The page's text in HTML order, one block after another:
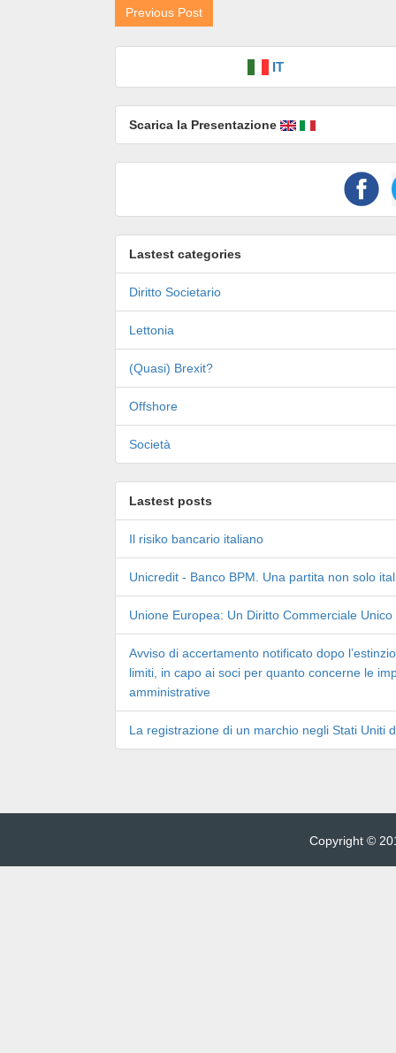
Previous Post
IT
Scarica la Presentazione
Lastest categories
Diritto Societario
Lettonia
(Quasi) Brexit?
Offshore
Società
Lastest posts
Il risiko bancario italiano
Unicredit - Banco BPM. Una partita non solo
Unione Europea: Un Diritto Commerciale Unico
Avviso di accertamento notificato dopo
limiti, in capo ai soci per quanto concerne le
amministrative
La registrazione di un marchio negli Stati Uniti
Copyright ©